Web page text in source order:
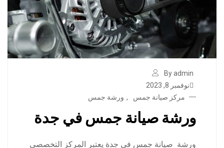
By admin
نوفمبر 8, 2023
مركز صيانة جمس
, ورشة جمس
ورشة صيانة جمس في جدة
ورشة صيانة جمس في جدة يعتبر المركز التخصصي